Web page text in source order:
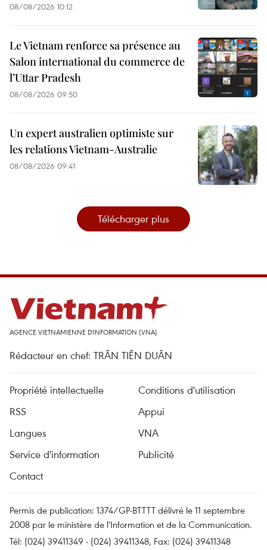
08/08/2026 10:12
Le Vietnam renforce sa présence au
Salon international du commerce de
l’Uttar Pradesh
08/08/2026 09:50
Un expert australien optimiste sur
les relations Vietnam-Australie
08/08/2026 09:41
Télécharger plus
AGENCE VIETNAMIENNE D'INFORMATION (VNA)
Rédacteur en chef: TRÂN TIÊN DUÂN
Propriété intellectuelle
Conditions d'utilisation
RSS
Appui
Langues
VNA
Service d'information
Publicité
Contact
Permis de publication: 1374/GP-BTTTT délivré le 11 septembre
2008 par le ministère de l'Information et de la Communication.
Tél: (024) 39411349 - (024) 39411348, Fax: (024) 39411348